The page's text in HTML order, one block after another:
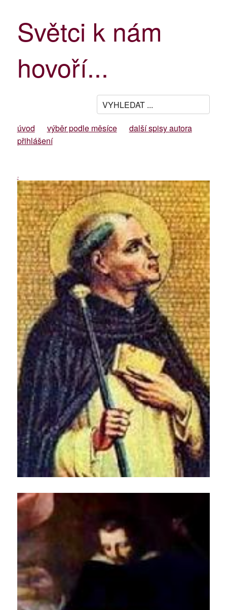
Světci k nám
hovoří...
úvod výběr podle měsíce
další spisy autora
přihlášení
-